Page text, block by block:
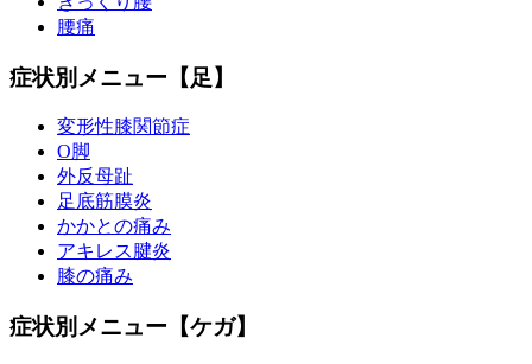
腰痛
症状別メニュー【足】
変形性膝関節症
O脚
外反母趾
足底筋膜炎
かかとの痛み
アキレス腱炎
膝の痛み
症状別メニュー【ケガ】